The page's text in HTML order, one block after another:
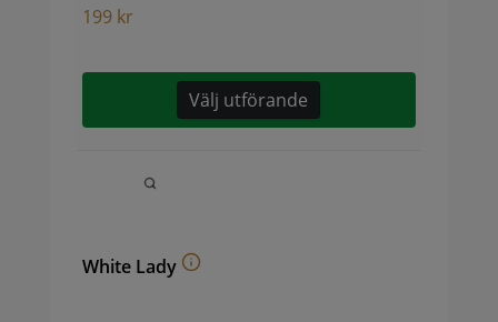
199 kr
Välj utförande
White Lady